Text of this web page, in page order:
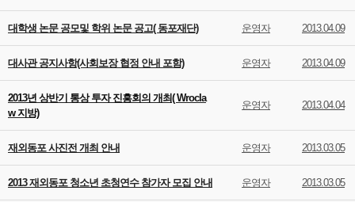
대학생 논문 공모및 학위 논문 공고( 동포재단) 운영자 2013.04.09
대사관 공지사항(사회보장 협정 안내 포함) 운영자 2013.04.09
2013년 상반기 통상 투자 진흥회의 개최( Wrocla
w 지방)
운영자 2013.04.04
재외동포 사진전 개최 안내 운영자 2013.03.05
2013 재외동포 청소년 초청연수 참가자 모집 안내 운영자 2013.03.05